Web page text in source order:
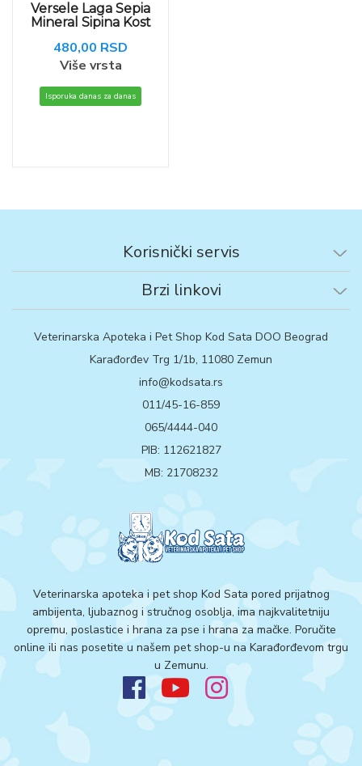
Versele Laga Sepia
Mineral Sipina Kost
480,00 RSD
Više vrsta
Isporuka danas za danas
Korisnički servis
Brzi linkovi
Veterinarska Apoteka i Pet Shop Kod Sata DOO Beograd
Karađorđev Trg 1/1b, 11080 Zemun
info@kodsata.rs
011/45-16-859
065/4444-040
PIB: 112621827
MB: 21708232
Veterinarska apoteka i pet shop Kod Sata pored prijatnog
ambijenta, ljubaznog i stručnog osoblja, ima najkvalitetniju
opremu, poslastice i hrana za pse i hrana za mačke. Poručite
online ili nas posetite u našem pet shop-u na Karađorđevom trgu
u Zemunu.